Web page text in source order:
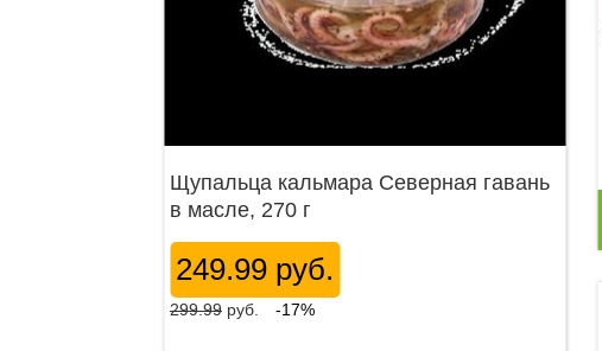
Щупальца кальмара Северная гавань
в масле, 270 г
249.99 руб.
299.99 руб. -17%